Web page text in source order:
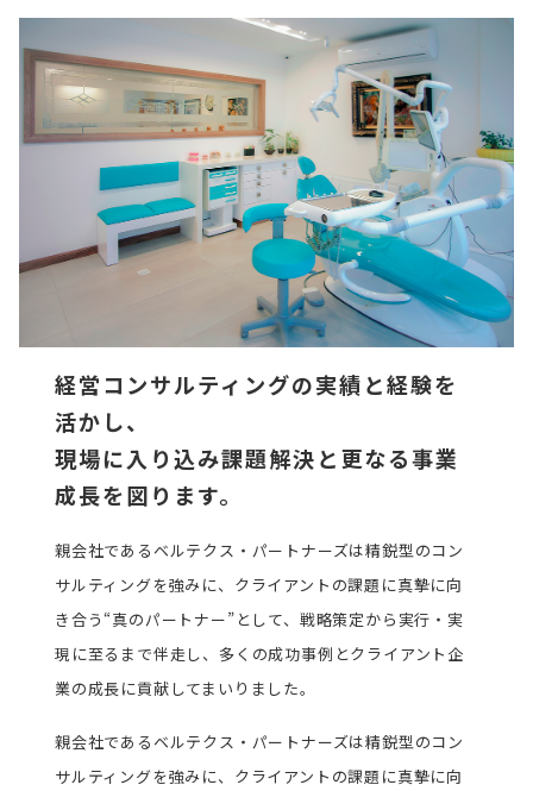
経営コンサルティングの実績と経験を
活かし、
現場に入り込み課題解決と更なる事業
成長を図ります。
親会社であるベルテクス・パートナーズは精鋭型のコン
サルティングを強みに、クライアントの課題に真摯に向
き合う“真のパートナー”として、戦略策定から実行・実
現に至るまで伴走し、多くの成功事例とクライアント企
業の成長に貢献してまいりました。
親会社であるベルテクス・パートナーズは精鋭型のコン
サルティングを強みに、クライアントの課題に真摯に向